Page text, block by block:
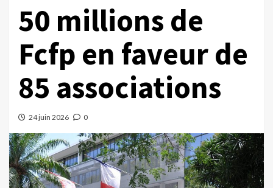
50 millions de
Fcfp en faveur de
85 associations
24 juin 2026 0